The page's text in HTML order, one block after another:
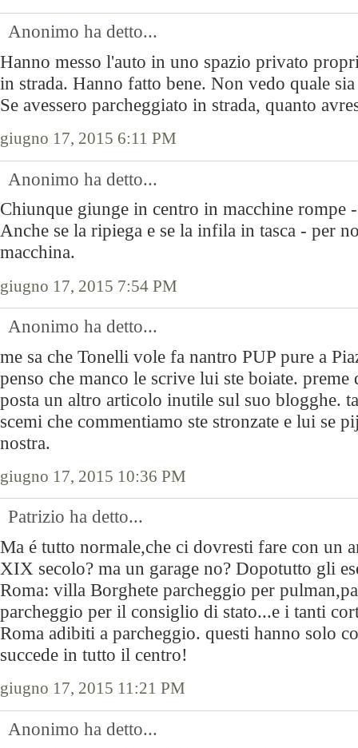
Anonimo ha detto...
Hanno messo l'auto in uno spazio privato
in strada. Hanno fatto bene. Non vedo quale
Se avessero parcheggiato in strada, quanto
giugno 17, 2015 6:11 PM
Anonimo ha detto...
Chiunque giunge in centro in macchine rompe
Anche se la ripiega e se la infila in tasca - per
macchina.
giugno 17, 2015 7:54 PM
Anonimo ha detto...
me sa che Tonelli vole fa nantro PUP pure a
penso che manco le scrive lui ste boiate.
posta un altro articolo inutile sul suo blogghe.
scemi che commentiamo ste stronzate e lui se
nostra.
giugno 17, 2015 10:36 PM
Patrizio ha detto...
Ma é tutto normale,che ci dovresti fare con un
XIX secolo? ma un garage no? Dopotutto gli
Roma: villa Borghete parcheggio per
parcheggio per il consiglio di stato...e i tanti
Roma adibiti a parcheggio. questi hanno solo
succede in tutto il centro!
giugno 17, 2015 11:21 PM
Anonimo ha detto...